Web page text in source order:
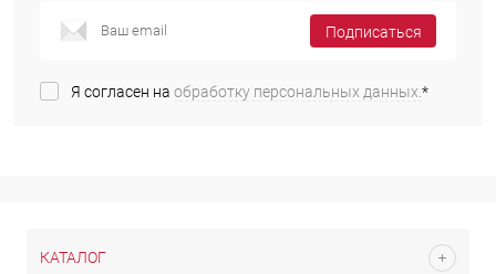
Подписаться
Я согласен на обработку персональных данных. *
КАТАЛОГ